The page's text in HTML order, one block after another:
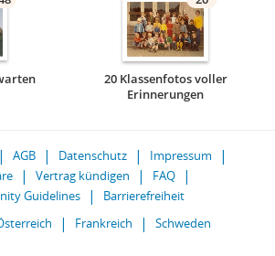
20 Klassenfotos voller
Erinnerungen
AGB Datenschutz
Impressum
Vertrag kündigen
FAQ
Guidelines
Barrierefreiheit
Frankreich Schweden